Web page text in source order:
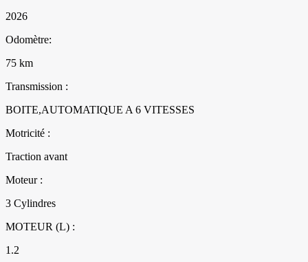
2026
Odomètre:
75 km
Transmission :
BOITE,AUTOMATIQUE A 6 VITESSES
Motricité :
Traction avant
Moteur :
3 Cylindres
MOTEUR (L) :
1.2